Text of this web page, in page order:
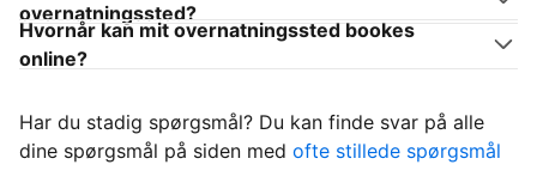
overnatningssted?
Hvornår kan mit overnatningssted bookes
online?
Har du stadig spørgsmål? Du kan finde svar på alle
dine spørgsmål på siden med ofte stillede spørgsmål